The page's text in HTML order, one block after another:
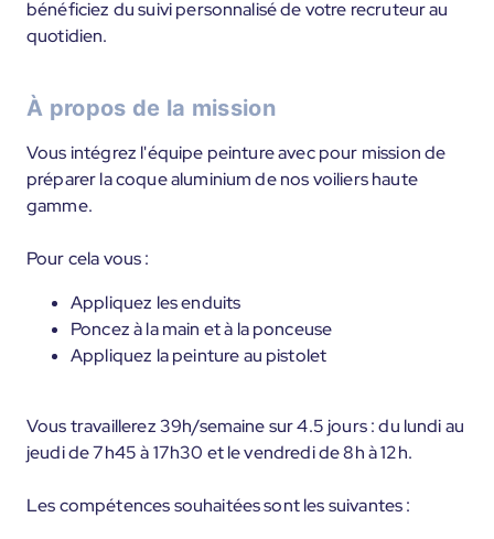
bénéficiez du suivi personnalisé de votre recruteur au
quotidien.
À propos de la mission
Vous intégrez l'équipe peinture avec pour mission de
préparer la coque aluminium de nos voiliers haute
gamme.
Pour cela vous :
Appliquez les enduits
Poncez à la main et à la ponceuse
Appliquez la peinture au pistolet
Vous travaillerez 39h/semaine sur 4.5 jours : du lundi au
jeudi de 7h45 à 17h30 et le vendredi de 8h à 12h.
Les compétences souhaitées sont les suivantes :